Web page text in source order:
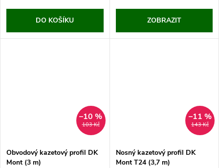
DO KOŠÍKU ZOBRAZIT
103 Kč
–10 %
Obvodový kazetový profil DK
Mont (3 m)
143 Kč
–11 %
Nosný kazetový profil DK
Mont T24 (3,7 m)